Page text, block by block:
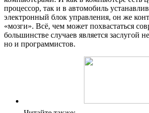
процессор, так и в автомобиль
электронный блок управления, он же
«мозги». Всё, чем может похвастаться
большинстве случаев является заслугой
но и программистов.